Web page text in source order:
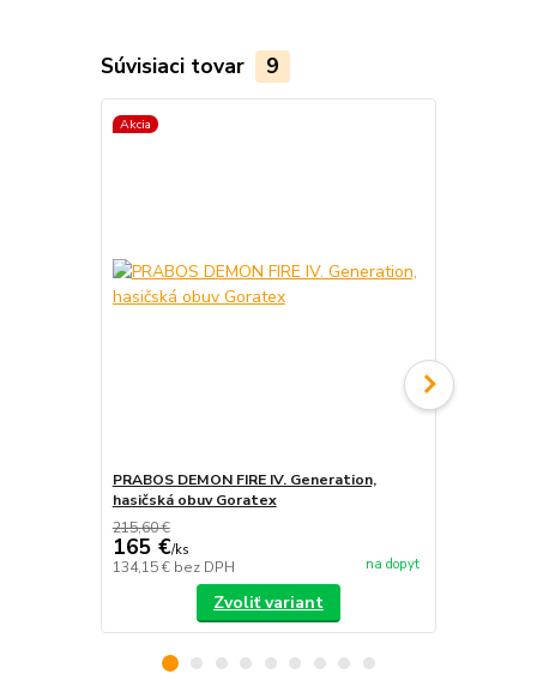
Súvisiaci tovar 9
Akcia
PRABOS DEMON FIRE IV. Generation,
hasičská obuv Goratex
215,60 €
165 €/ks
134,15 € bez DPH na dopyt
Zvoliť variant